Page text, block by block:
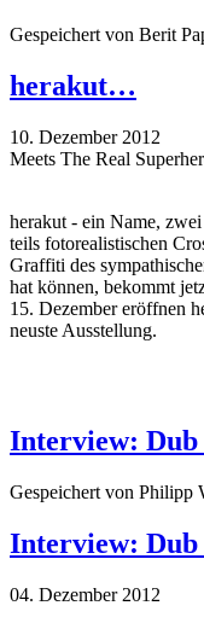
Gespeichert von Berit
herakut…
10. Dezember 2012
Meets The Real
herakut - ein Name,
teils fotorealistischen
Graffiti des
hat können, bekommt
15. Dezember eröffnen
neuste Ausstellung.
Interview:
Gespeichert von Philipp
Interview:
04. Dezember 2012